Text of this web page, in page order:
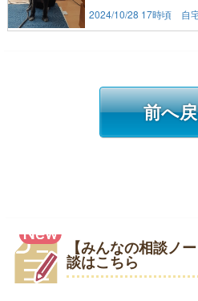
2024/10/28 17時頃 自
前へ
【みんなの相談ノ
談はこちら